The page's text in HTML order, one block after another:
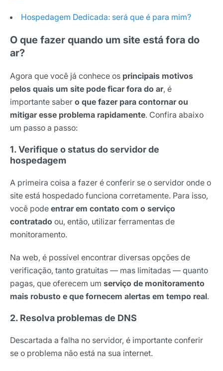
Hospedagem Dedicada: será que é para mim?
O que fazer quando um site está fora do
ar?
Agora que você já conhece os principais motivos
pelos quais um site pode ficar fora do ar, é
importante saber o que fazer para contornar ou
mitigar esse problema rapidamente. Confira abaixo
um passo a passo:
1. Verifique o status do servidor de
hospedagem
A primeira coisa a fazer é conferir se o servidor onde o
site está hospedado funciona corretamente. Para isso,
você pode entrar em contato com o serviço
contratado ou, então, utilizar ferramentas de
monitoramento.
Na web, é possível encontrar diversas opções de
verificação, tanto gratuitas — mas limitadas — quanto
pagas, que oferecem um serviço de monitoramento
mais robusto e que fornecem alertas em tempo real.
2. Resolva problemas de DNS
Descartada a falha no servidor, é importante conferir
se o problema não está na sua internet.